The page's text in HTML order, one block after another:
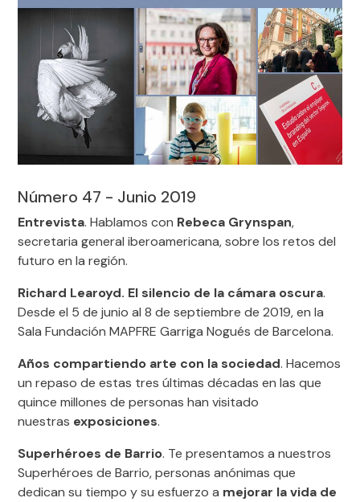
Número 47 - Junio 2019
Entrevista. Hablamos con Rebeca Grynspan,
secretaria general iberoamericana, sobre los retos del
futuro en la región.
Richard Learoyd. El silencio de la cámara oscura.
Desde el 5 de junio al 8 de septiembre de 2019, en la
Sala Fundación MAPFRE Garriga Nogués de Barcelona.
Años compartiendo arte con la sociedad. Hacemos
un repaso de estas tres últimas décadas en las que
quince millones de personas han visitado
nuestras exposiciones.
Superhéroes de Barrio. Te presentamos a nuestros
Superhéroes de Barrio, personas anónimas que
dedican su tiempo y su esfuerzo a mejorar la vida de